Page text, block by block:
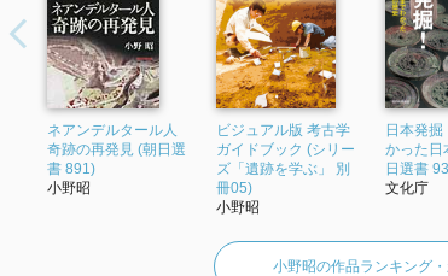
ネアンデルタール人
奇跡の再発見 (朝日選
書 891)
小野昭
ビジュアル版 考古学
ガイドブック (シリー
ズ「遺跡を学ぶ」 別
冊05)
小野昭
日本発掘
かった日
日選書
文化庁
小野昭の作品ランキング